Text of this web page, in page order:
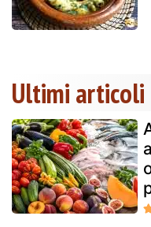
Ultimi articoli